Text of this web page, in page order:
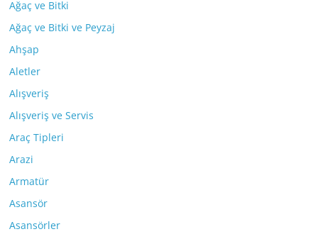
Ağaç ve Bitki
Ağaç ve Bitki ve Peyzaj
Ahşap
Aletler
Alışveriş
Alışveriş ve Servis
Araç Tipleri
Arazi
Armatür
Asansör
Asansörler